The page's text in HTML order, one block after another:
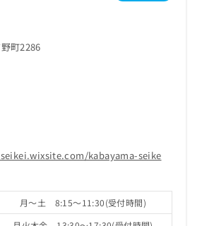
町2286
kabayama-seike
月～土 8:15～11:30(受付時間)